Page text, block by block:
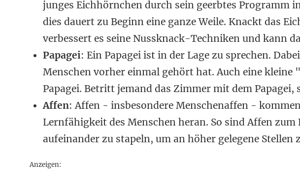
junges Eichhörnchen durch sein geerbtes Programm
dies dauert zu Beginn eine ganze Weile. Knackt das
verbessert es seine Nussknack-Techniken und kann
Papagei: Ein Papagei ist in der Lage zu sprechen.
Menschen vorher einmal gehört hat. Auch eine
Papagei. Betritt jemand das Zimmer mit dem
Affen: Affen - insbesondere Menschenaffen -
Lernfähigkeit des Menschen heran. So sind Affen zum
aufeinander zu stapeln, um an höher gelegene Stellen
Anzeigen: